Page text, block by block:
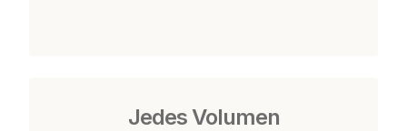
Jedes Volumen